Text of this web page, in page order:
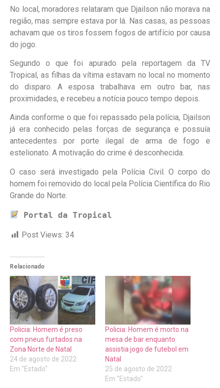
No local, moradores relataram que Djailson não morava na
região, mas sempre estava por lá. Nas casas, as pessoas
achavam que os tiros fossem fogos de artifício por causa
do jogo.
Segundo o que foi apurado pela reportagem da TV
Tropical, as filhas da vítima estavam no local no momento
do disparo. A esposa trabalhava em outro bar, nas
proximidades, e recebeu a notícia pouco tempo depois.
Ainda conforme o que foi repassado pela polícia, Djailson
já era conhecido pelas forças de segurança e possuía
antecedentes por porte ilegal de arma de fogo e
estelionato. A motivação do crime é desconhecida.
O caso será investigado pela Polícia Civil. O corpo do
homem foi removido do local pela Polícia Científica do Rio
Grande do Norte.
Portal da Tropical
Post Views: 34
Relacionado
Policia: Homem é preso
com pneus furtados na
Zona Norte de Natal
24 de agosto de 2022
Em "Estado"
Policia: Homem é morto na
mesa de bar enquanto
assistia jogo de futebol em
Natal
25 de agosto de 2022
Em "Estado"